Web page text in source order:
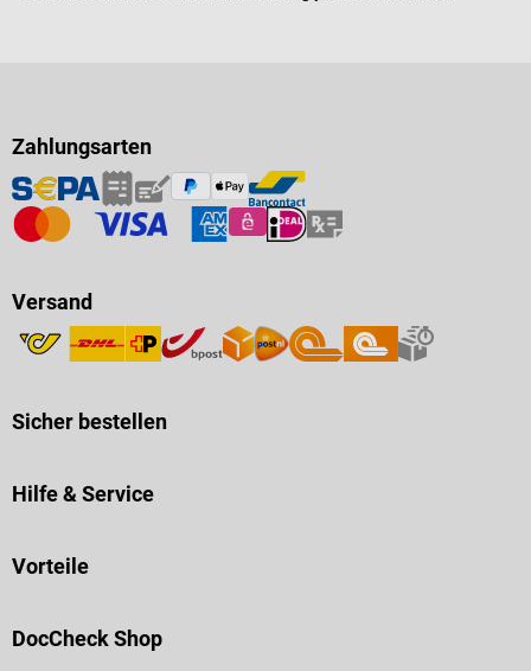
Zahlungsarten
Versand
Sicher bestellen
Hilfe & Service
Vorteile
DocCheck Shop